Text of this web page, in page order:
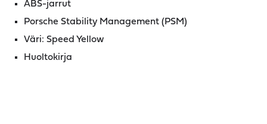
ABS-jarrut
Porsche Stability Management (PSM)
Väri: Speed Yellow
Huoltokirja